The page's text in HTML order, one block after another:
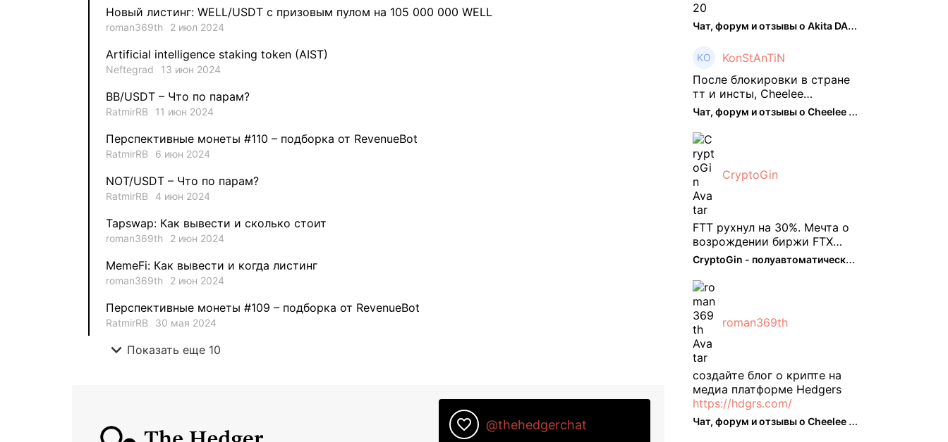
Новый листинг: WELL/USDT с призовым пулом на 105 000 000 WELL
roman369th 2 июл 2024
Artificial intelligence staking token (AIST)
Neftegrad 13 июн 2024
BB/USDT – Что по парам?
RatmirRB 11 июн 2024
Перспективные монеты #110 – подборка от RevenueBot
RatmirRB 6 июн 2024
NOT/USDT – Что по парам?
RatmirRB 4 июн 2024
Tapswap: Как вывести и сколько стоит
roman369th 2 июн 2024
MemeFi: Как вывести и когда листинг
roman369th 2 июн 2024
Перспективные монеты #109 – подборка от RevenueBot
RatmirRB 30 мая 2024
expand_more Показать еще 10
favorite_border @thehedgerchat
20
Чат, форум и отзывы о Akita DAO (HACHI) - The Hedger
KonStAnTiN
После блокировки в стране
тт и инсты, Cheelee
пришелся как нельзя кстати.
Классно что его можно
юзать без так уже всем
надоевшего vpn. Сейчас
просто чилю и наслаждаюсь
др ...
Чат, форум и отзывы о Cheelee (CHEELEE) - The Hedger
CryptoGin
FTT рухнул на 30%. Мечта о
возрождении биржи FTX
испаряется, вызывая
массовую распродажу ее
собственного токена FTT. По
словам Кайко , 5 февраля
FTT, ныне бесполезная ...
CryptoGin - полуавтоматический ...
roman369th
создайте блог о крипте на
медиа платформе Hedgers
https://hdgrs.com/
Чат, форум и отзывы о Cheelee (CHEELEE) - The Hedger